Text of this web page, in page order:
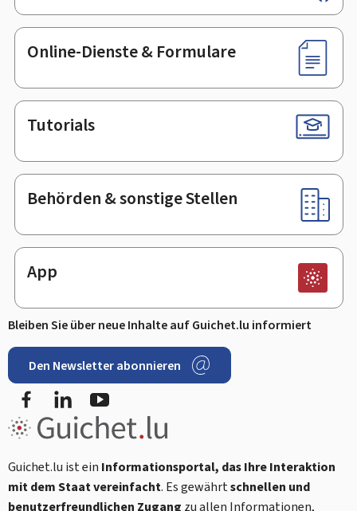
Online-Dienste & Formulare
Tutorials
Behörden & sonstige Stellen
App
Bleiben Sie über neue Inhalte auf Guichet.lu informiert
Den Newsletter abonnieren
FacebookLinkedIn
Guichet.lu ist ein Informationsportal, das Ihre Interaktion
mit dem Staat vereinfacht. Es gewährtschnellen und
benutzerfreundlichen Zugang zu allen Informationen,